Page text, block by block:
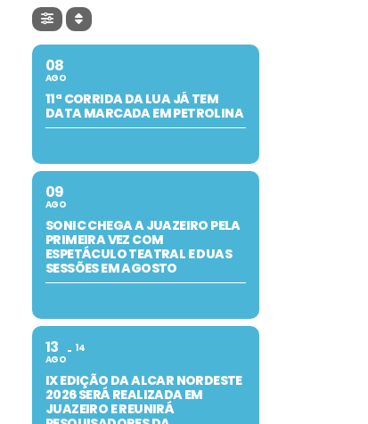
08
AGO
11ª CORRIDA DA LUA JÁ TEM
DATA MARCADA EM PETROLINA
09
AGO
SONIC CHEGA A JUAZEIRO PELA
PRIMEIRA VEZ COM
ESPETÁCULO TEATRAL E DUAS
SESSÕES EM AGOSTO
13
AGO
14
IX EDIÇÃO DA ALCAR NORDESTE
2026 SERÁ REALIZADA EM
JUAZEIRO E REUNIRÁ